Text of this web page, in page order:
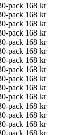
pack 168 kr
pack 168 kr
pack 168 kr
pack 168 kr
pack 168 kr
pack 168 kr
pack 168 kr
pack 168 kr
pack 168 kr
pack 168 kr
pack 168 kr
pack 168 kr
pack 168 kr
pack 168 kr